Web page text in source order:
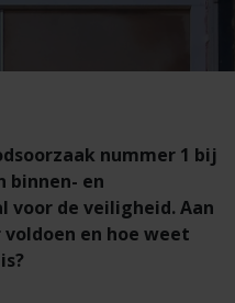
nummer 1 bij
binnen- en
voor de veiligheid. Aan
en hoe weet